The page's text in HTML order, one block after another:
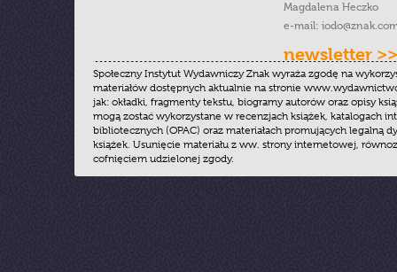
Magdalena Heczko
e-mail:
newsletter >>
Społeczny Instytut Wydawniczy Znak wyraża zgodę na
materiałów dostępnych aktualnie na stronie
jak: okładki, fragmenty tekstu, biogramy autorów oraz opisy
mogą zostać wykorzystane w recenzjach książek, katalogach
bibliotecznych (OPAC) oraz materiałach promujących legalną
książek. Usunięcie materiału z ww. strony internetowej,
cofnięciem udzielonej zgody.